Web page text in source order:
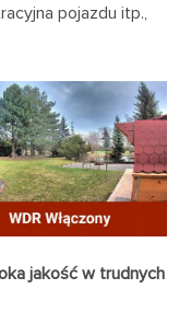
pojazdu itp.,
jakość w trudnych